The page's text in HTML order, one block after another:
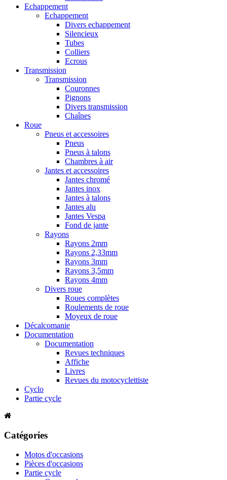
Echappement
Echappement
Divers echappement
Silencieux
Tubes
Colliers
Ecrous
Transmission
Transmission
Couronnes
Pignons
Divers transmission
Chaînes
Roue
Pneus et accessoires
Pneus
Pneus à talons
Chambres à air
Jantes et accessoires
Jantes chromé
Jantes inox
Jantes à talons
Jantes alu
Jantes Vespa
Fond de jante
Rayons
Rayons 2mm
Rayons 2,33mm
Rayons 3mm
Rayons 3,5mm
Rayons 4mm
Divers roue
Roues complètes
Roulements de roue
Moyeux de roue
Décalcomanie
Documentation
Documentation
Revues techniques
Affiche
Livres
Revues du motocyclettiste
Cyclo
Partie cycle
Catégories
Motos d'occasions
Pièces d'occasions
Partie cycle